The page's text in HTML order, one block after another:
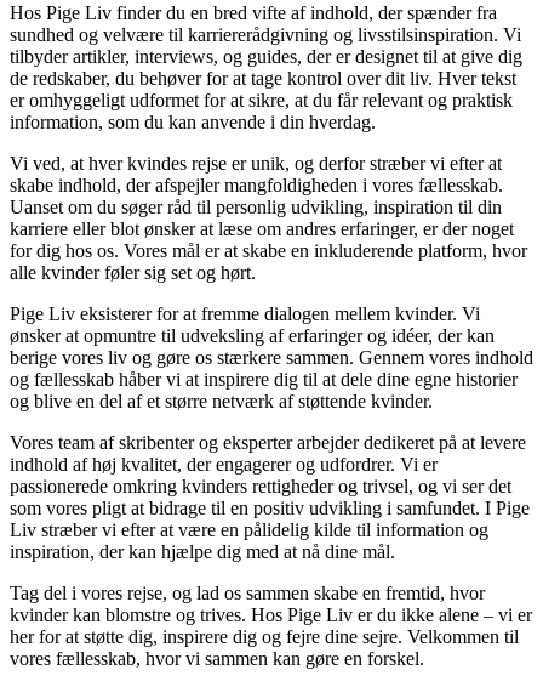
Hos Pige Liv finder du en bred vifte af indhold, der spænder fra
sundhed og velvære til karriererådgivning og livsstilsinspiration. Vi
tilbyder artikler, interviews, og guides, der er designet til at give dig
de redskaber, du behøver for at tage kontrol over dit liv. Hver tekst
er omhyggeligt udformet for at sikre, at du får relevant og praktisk
information, som du kan anvende i din hverdag.
Vi ved, at hver kvindes rejse er unik, og derfor stræber vi efter at
skabe indhold, der afspejler mangfoldigheden i vores fællesskab.
Uanset om du søger råd til personlig udvikling, inspiration til din
karriere eller blot ønsker at læse om andres erfaringer, er der noget
for dig hos os. Vores mål er at skabe en inkluderende platform, hvor
alle kvinder føler sig set og hørt.
Pige Liv eksisterer for at fremme dialogen mellem kvinder. Vi
ønsker at opmuntre til udveksling af erfaringer og idéer, der kan
berige vores liv og gøre os stærkere sammen. Gennem vores indhold
og fællesskab håber vi at inspirere dig til at dele dine egne historier
og blive en del af et større netværk af støttende kvinder.
Vores team af skribenter og eksperter arbejder dedikeret på at levere
indhold af høj kvalitet, der engagerer og udfordrer. Vi er
passionerede omkring kvinders rettigheder og trivsel, og vi ser det
som vores pligt at bidrage til en positiv udvikling i samfundet. I Pige
Liv stræber vi efter at være en pålidelig kilde til information og
inspiration, der kan hjælpe dig med at nå dine mål.
Tag del i vores rejse, og lad os sammen skabe en fremtid, hvor
kvinder kan blomstre og trives. Hos Pige Liv er du ikke alene – vi er
her for at støtte dig, inspirere dig og fejre dine sejre. Velkommen til
vores fællesskab, hvor vi sammen kan gøre en forskel.